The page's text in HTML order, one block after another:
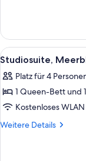
anzeigen
1
Schlafzimmer,
Meerblick,
Alle
Fotos
für
Studiosuite,
Meerblick,
Strandnähe
9
Studiosuite,
Platz für 4
1 Queen-Bett und
Kostenloses WLAN
Weitere Details
Weitere